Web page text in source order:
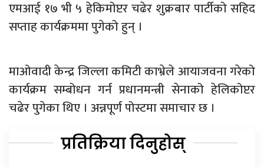
एमआई १७ भी ५ हेकिमोप्टर चढेर शुक्रबार पार्टीको सहिद
सप्ताह कार्यक्रममा पुगेको हुन् ।
माओवादी केन्द्र जिल्ला कमिटी काभ्रेले आयाजवना गरेको
कार्यक्रम सम्बोधन गर्न प्रधानमन्त्री सेनाको हेलिकोप्टर
चढेर पुगेका थिए । अन्नपूर्ण पोस्टमा समाचार छ ।
प्रतिक्रिया दिनुहोस्